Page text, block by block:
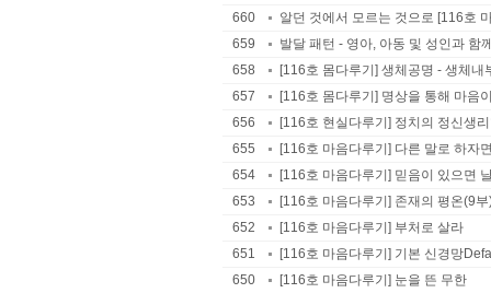
660
알던 것에서 모르는 것으로 [116호
659
발달 패턴 - 영아, 아동 및 성인과 함
658
[116호 몸다루기] 생체공명 - 생체내
657
[116호 몸다루기] 명상을 통해 마음
656
[116호 현실다루기] 정치의 정신생
655
[116호 마음다루기] 다른 말로 하자
654
[116호 마음다루기] 믿음이 있으면
653
[116호 마음다루기] 존재의 평온(9
652
[116호 마음다루기] 부처로 살라
651
[116호 마음다루기] 기본 신경망
650
[116호 마음다루기] 눈을 뜬 무한